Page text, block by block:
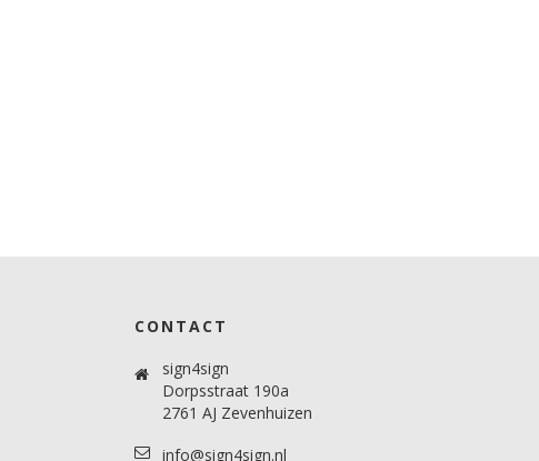
CONTACT
sign4sign
Dorpsstraat 190a
2761 AJ Zevenhuizen
info@sign4sign.nl